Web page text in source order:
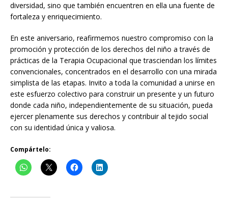
diversidad, sino que también encuentren en ella una fuente de
fortaleza y enriquecimiento.
En este aniversario, reafirmemos nuestro compromiso con la
promoción y protección de los derechos del niño a través de
prácticas de la Terapia Ocupacional que trasciendan los límites
convencionales, concentrados en el desarrollo con una mirada
simplista de las etapas. Invito a toda la comunidad a unirse en
este esfuerzo colectivo para construir un presente y un futuro
donde cada niño, independientemente de su situación, pueda
ejercer plenamente sus derechos y contribuir al tejido social
con su identidad única y valiosa.
Compártelo: